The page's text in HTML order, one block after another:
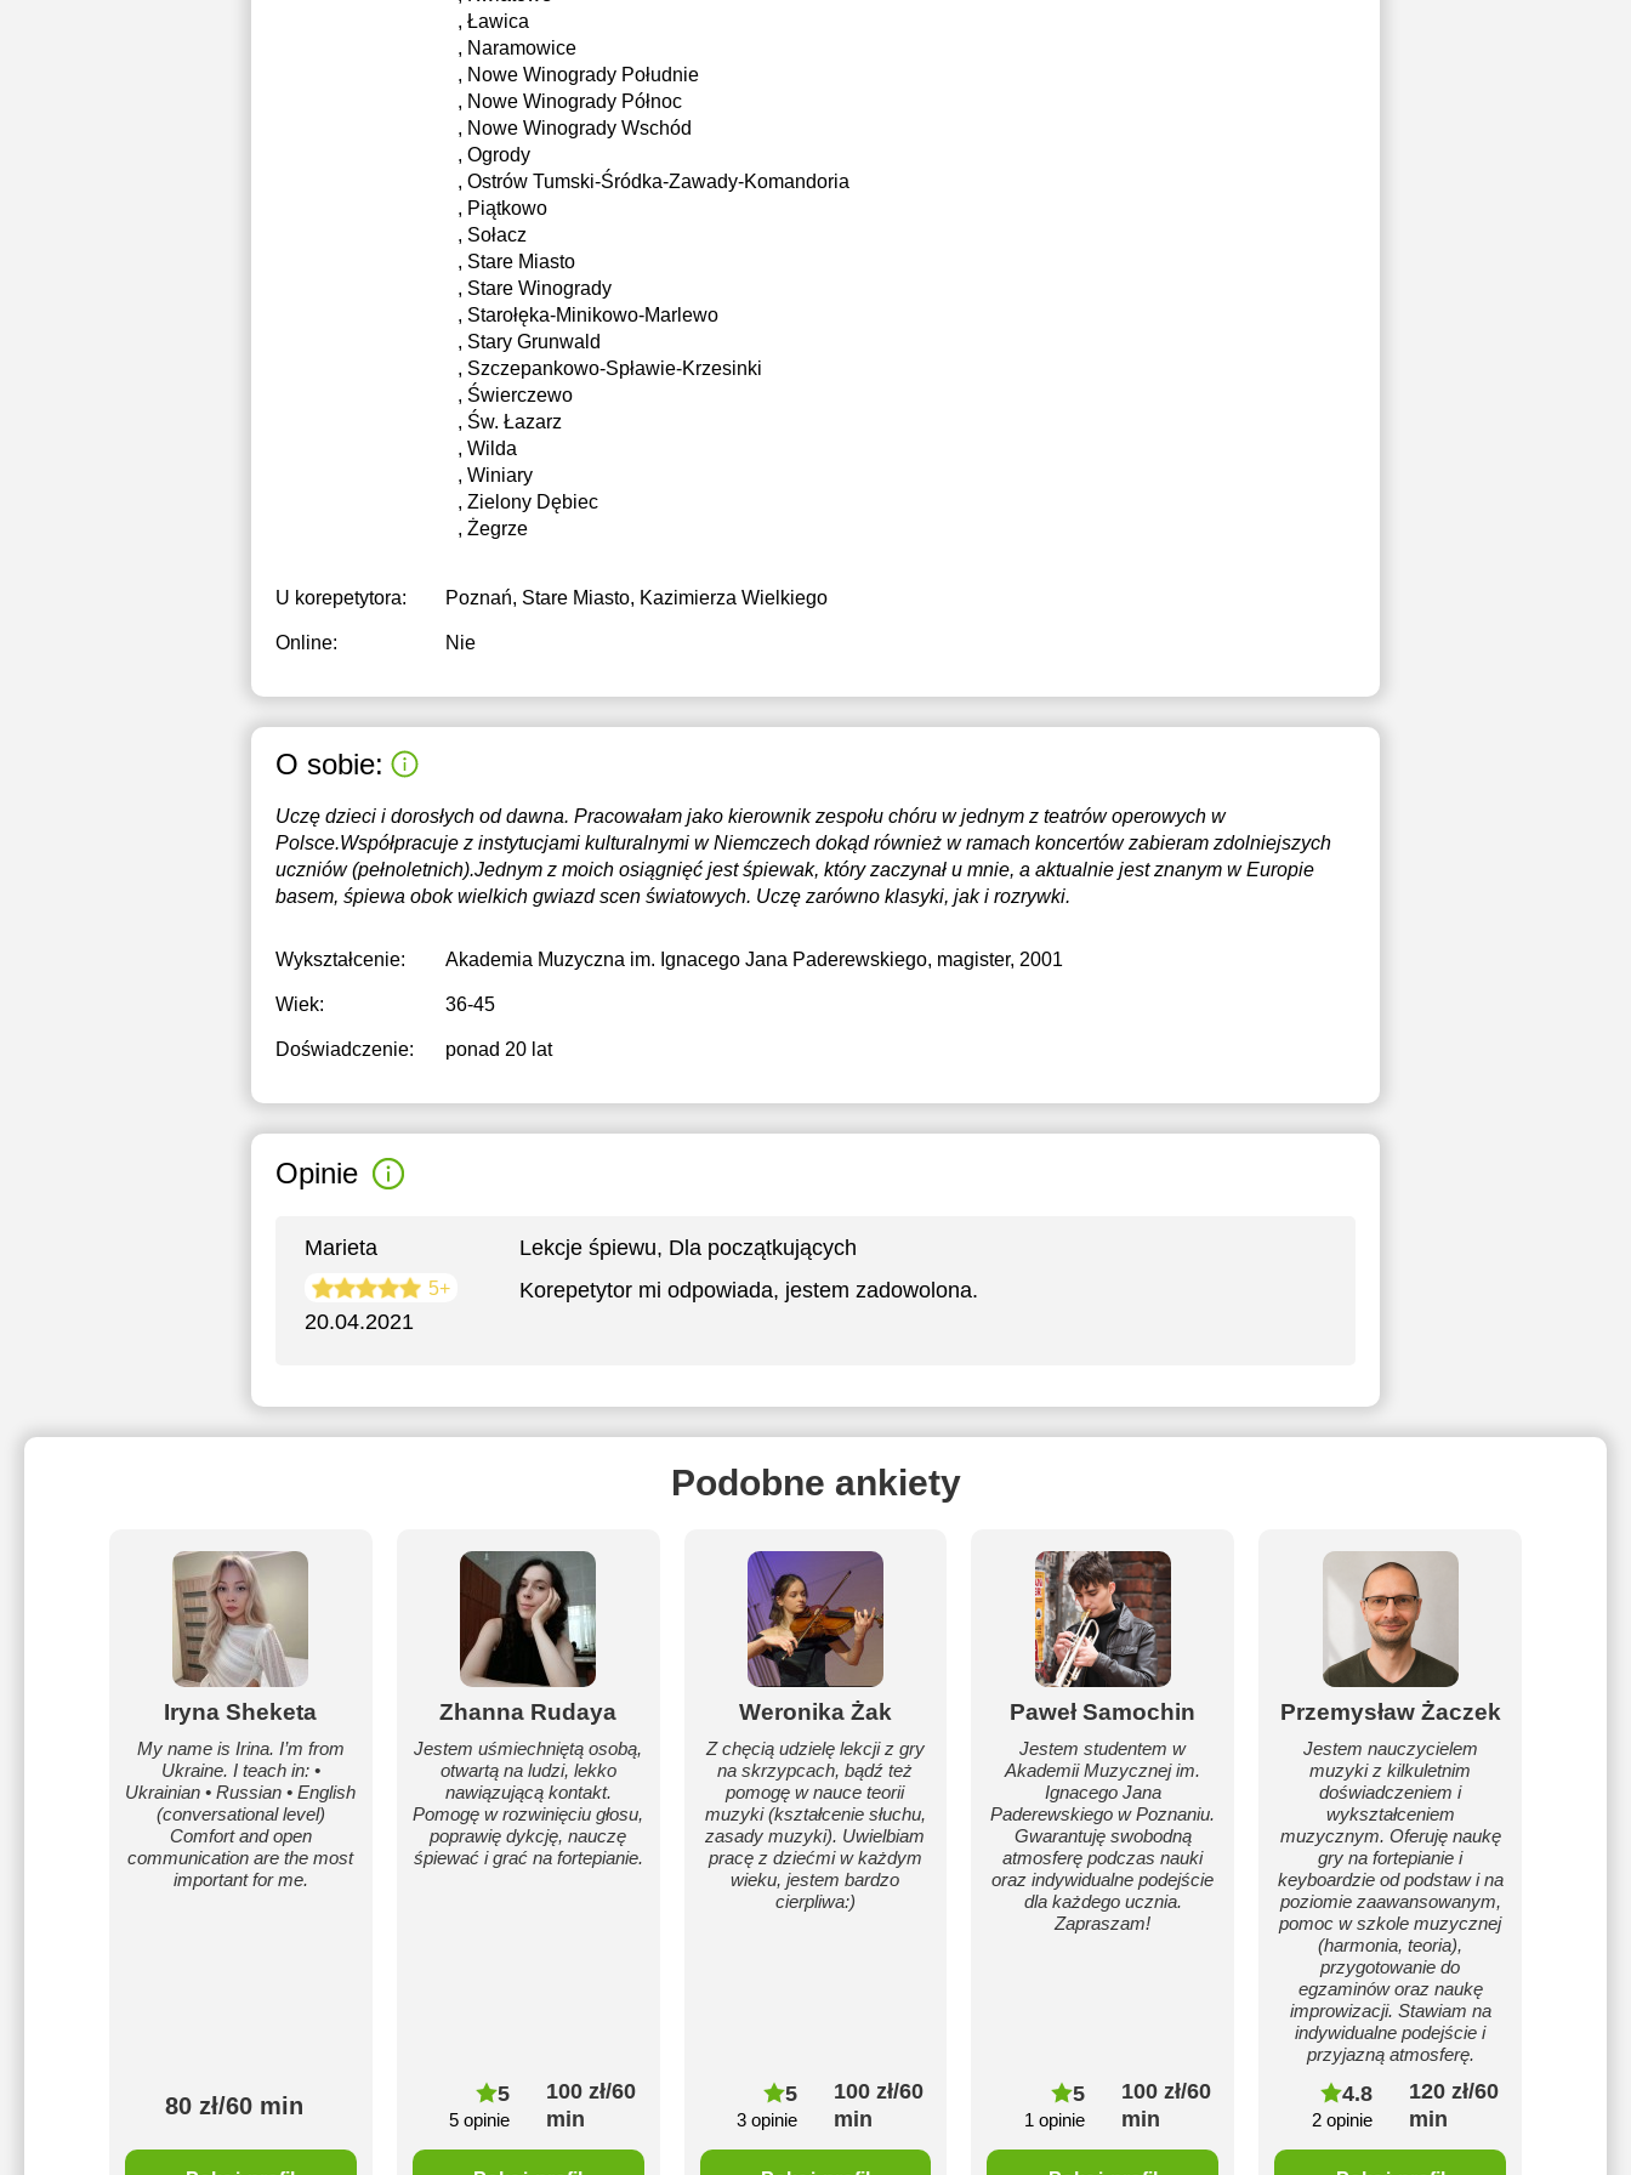
, Ławica
, Naramowice
, Nowe Winogrady Południe
, Nowe Winogrady Północ
, Nowe Winogrady Wschód
, Ogrody
, Ostrów Tumski-Śródka-Zawady-Komandoria
, Piątkowo
, Sołacz
, Stare Miasto
, Stare Winogrady
, Starołęka-Minikowo-Marlewo
, Stary Grunwald
, Szczepankowo-Spławie-Krzesinki
, Świerczewo
, Św. Łazarz
, Wilda
, Winiary
, Zielony Dębiec
, Żegrze
U korepetytora: Poznań, Stare Miasto, Kazimierza Wielkiego
Online: Nie
O sobie:
Uczę dzieci i dorosłych od dawna. Pracowałam jako kierownik zespołu chóru w jednym z teatrów operowych w
Polsce.Współpracuje z instytucjami kulturalnymi w Niemczech dokąd również w ramach koncertów zabieram zdolniejszych
uczniów (pełnoletnich).Jednym z moich osiągnięć jest śpiewak, który zaczynał u mnie, a aktualnie jest znanym w Europie
basem, śpiewa obok wielkich gwiazd scen światowych. Uczę zarówno klasyki, jak i rozrywki.
Wykształcenie: Akademia Muzyczna im. Ignacego Jana Paderewskiego, magister, 2001
Wiek: 36-45
Doświadczenie: ponad 20 lat
Opinie
Marieta
5+
20.04.2021
Lekcje śpiewu, Dla początkujących
Korepetytor mi odpowiada, jestem zadowolona.
Podobne ankiety
Iryna Sheketa
My name is Irina. I’m from
Ukraine. I teach in: •
Ukrainian • Russian • English
(conversational level)
Comfort and open
communication are the most
important for me.
80 zł/60 min
Zhanna Rudaya
Jestem uśmiechniętą osobą,
otwartą na ludzi, lekko
nawiązującą kontakt.
Pomogę w rozwinięciu głosu,
poprawię dykcję, nauczę
śpiewać i grać na fortepianie.
5
5 opinie
100 zł/60
min
Weronika Żak
Z chęcią udzielę lekcji z gry
na skrzypcach, bądź też
pomogę w nauce teorii
muzyki (kształcenie słuchu,
zasady muzyki). Uwielbiam
pracę z dziećmi w każdym
wieku, jestem bardzo
cierpliwa:)
5
3 opinie
100 zł/60
min
Paweł Samochin
Jestem studentem w
Akademii Muzycznej im.
Ignacego Jana
Paderewskiego w Poznaniu.
Gwarantuję swobodną
atmosferę podczas nauki
oraz indywidualne podejście
dla każdego ucznia.
Zapraszam!
5
1 opinie
100 zł/60
min
Przemysław Żaczek
Jestem nauczycielem
muzyki z kilkuletnim
doświadczeniem i
wykształceniem
muzycznym. Oferuję naukę
gry na fortepianie i
keyboardzie od podstaw i na
poziomie zaawansowanym,
pomoc w szkole muzycznej
(harmonia, teoria),
przygotowanie do
egzaminów oraz naukę
improwizacji. Stawiam na
indywidualne podejście i
przyjazną atmosferę.
4.8
2 opinie
120 zł/60
min